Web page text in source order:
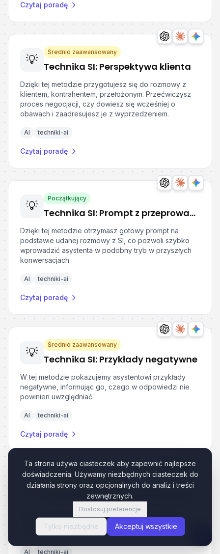
Czytaj poradę
💡
Średnio zaawansowany
Technika SI: Perspektywa klienta
Dzięki tej metodzie przygotujesz się do rozmowy z
klientem, kontrahentem, przełożonym. Przećwiczysz
proces negocjacji, czy dowiesz się wcześniej o
obawach i zaadresujesz je z wyprzedzeniem.
AI techniki-ai
Czytaj poradę
💡
Początkujący
Technika SI: Prompt z przeprowadzonej rozmowy
Dzięki tej metodzie otrzymasz gotowy prompt na
podstawie udanej rozmowy z SI, co pozwoli szybko
wprowadzić asystenta w podobny tryb w przyszłych
konwersacjach.
AI techniki-ai
Czytaj poradę
💡
Średnio zaawansowany
Technika SI: Przykłady negatywne
W tej metodzie pokazujemy asystentowi przykłady
negatywne, informując go, czego w odpowiedzi nie
powinien uwzględniać.
AI techniki-ai
Czytaj poradę
💡
Średnio zaawansowany
Techniki SI: Few-shot prompting
Metoda polega na podawaniu asystentowi SI kilku
pozytywnych przykładów odpowiedzi, do których ma
się dopasować tworząc dla nas odpowiedź.
AI techniki-ai
Ta strona używa ciasteczek aby zapewnić najlepsze
doświadczenia. Używamy niezbędnych ciasteczek do
działania strony oraz opcjonalnych do analiz i treści
zewnętrznych.
Dostosuj preferencje
Tylko niezbędne Akceptuj wszystkie